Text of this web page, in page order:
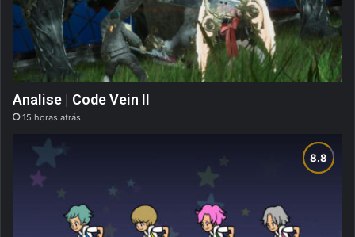
Analise | Code Vein II
15 horas atrás